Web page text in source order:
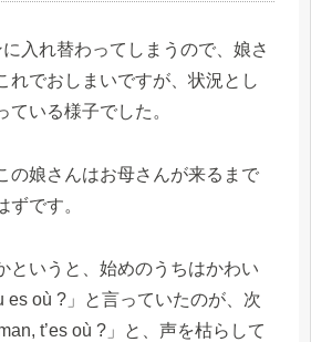
入れ替わってしまうので、娘さ
れでおしまいですが、状況とし
ている様子でした。
の娘さんはお母さんが来るまで
ずです。
というと、始めのうちはかわい
es où ?」と言っていたのが、次
t’es où ?」と、声を枯らして